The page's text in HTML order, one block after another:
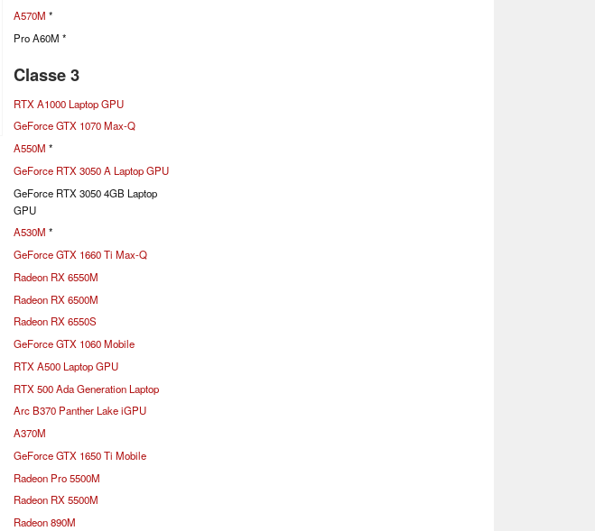
A570M *
Pro A60M *
Classe 3
RTX A1000 Laptop GPU
GeForce GTX 1070 Max-Q
A550M *
GeForce RTX 3050 A Laptop GPU
GeForce RTX 3050 4GB Laptop
GPU
A530M *
GeForce GTX 1660 Ti Max-Q
Radeon RX 6550M
Radeon RX 6500M
Radeon RX 6550S
GeForce GTX 1060 Mobile
RTX A500 Laptop GPU
RTX 500 Ada Generation Laptop
Arc B370 Panther Lake iGPU
A370M
GeForce GTX 1650 Ti Mobile
Radeon Pro 5500M
Radeon RX 5500M
Radeon 890M